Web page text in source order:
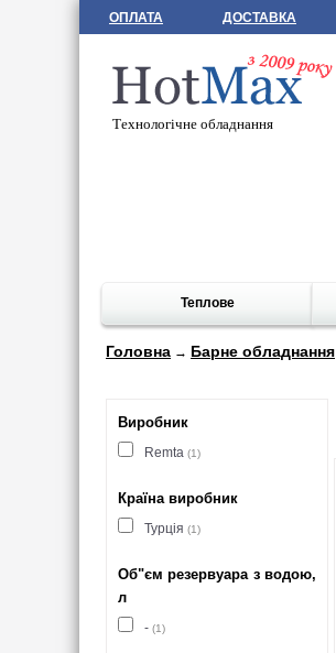
ОПЛАТА ДОСТАВКА
Технологічне обладнання
Теплове
Головна → Барне обладнання
Виробник
Remta (1)
Країна виробник
Турція (1)
Об"єм резервуара з водою,
л
- (1)